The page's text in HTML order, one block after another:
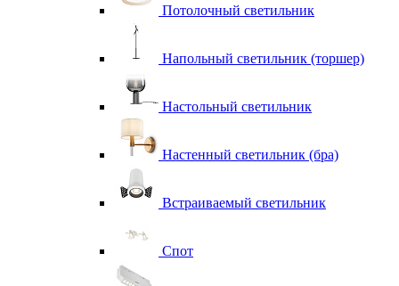
Потолочный светильник
Напольный светильник (торшер)
Настольный светильник
Настенный светильник (бра)
Встраиваемый светильник
Спот